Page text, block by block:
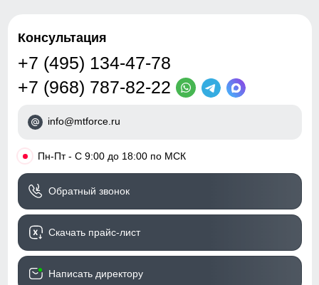
Консультация
+7 (495) 134-47-78
+7 (968) 787-82-22
info@mtforce.ru
• Пн-Пт - С 9:00 до 18:00 по МСК
Обратный звонок
Скачать прайс-лист
Написать директору